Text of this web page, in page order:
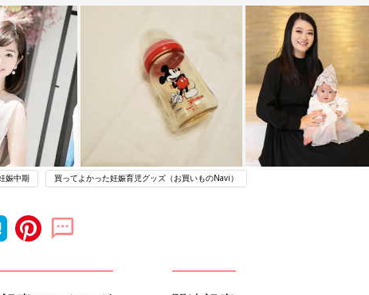
娠中期 買ってよかった妊娠育児グッズ（お買いものNavi）